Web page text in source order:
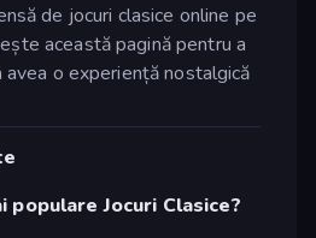
de jocuri clasice online pe
această pagină pentru a
o experiență nostalgică
populare Jocuri Clasice?